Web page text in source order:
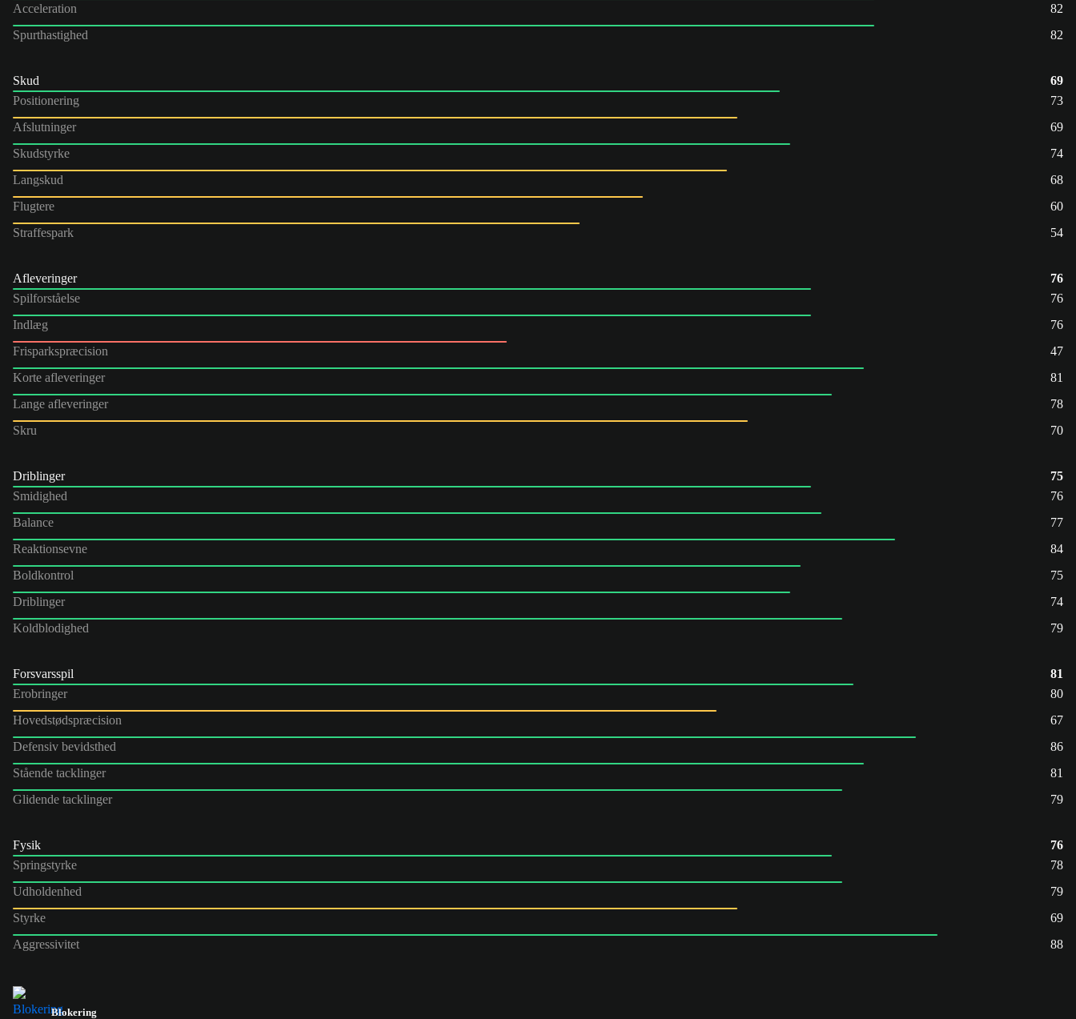
Acceleration
82
Spurthastighed
82
Skud
69
Positionering
73
Afslutninger
69
Skudstyrke
74
Langskud
68
Flugtere
60
Straffespark
54
Afleveringer
76
Spilforståelse
76
Indlæg
76
Frisparkspræcision
47
Korte afleveringer
81
Lange afleveringer
78
Skru
70
Driblinger
75
Smidighed
76
Balance
77
Reaktionsevne
84
Boldkontrol
75
Driblinger
74
Koldblodighed
79
Forsvarsspil
81
Erobringer
80
Hovedstødspræcision
67
Defensiv bevidsthed
86
Stående tacklinger
81
Glidende tacklinger
79
Fysik
76
Springstyrke
78
Udholdenhed
79
Styrke
69
Aggressivitet
88
Blokering